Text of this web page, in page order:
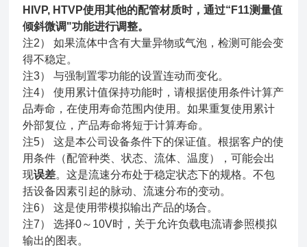
HIVP, HTVP使用其他的配管材质时，通过“F11测量值
倾斜微调"功能进行调整。
注2） 如果流体中含有大量异物或气泡，检测可能会变
得不稳定。
注3） 与强制置零功能的设置连动而变化。
注4） 使用累计值保持功能时，请根据使用条件计算产
品寿命，在使用寿命范围内使用。如果重复使用累计
外部复位，产品寿命将短于计算寿命。
注5） 这是本公司设备条件下的保证值。根据客户的使
用条件（配管种类、状态、流体、温度），可能会出
现误差。这是流速分布处于稳定状态下的规格。不包
括设备因素引起的脉动、流速分布的变动。
注6） 这是使用带模拟输出产品的场合。
注7） 选择0～10V时，关于允许负载电流请参照模拟
输出的图表。